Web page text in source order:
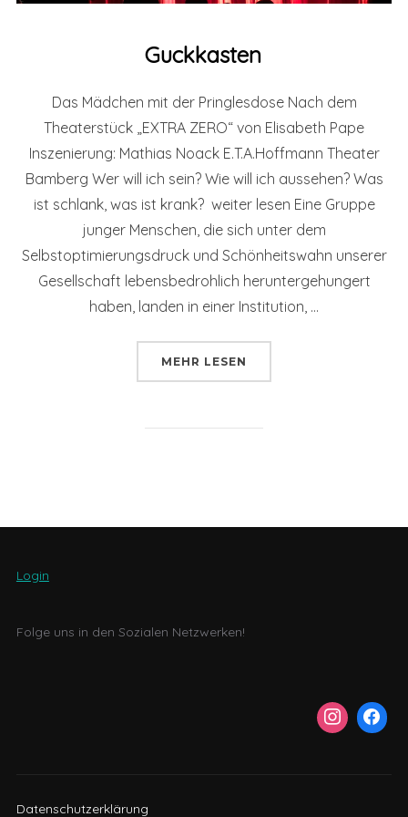
Guckkasten
Das Mädchen mit der Pringlesdose Nach dem
Theaterstück „EXTRA ZERO“ von Elisabeth Pape
Inszenierung: Mathias Noack E.T.A.Hoffmann Theater
Bamberg Wer will ich sein? Wie will ich aussehen? Was
ist schlank, was ist krank? weiter lesen Eine Gruppe
junger Menschen, die sich unter dem
Selbstoptimierungsdruck und Schönheitswahn unserer
Gesellschaft lebensbedrohlich heruntergehungert
haben, landen in einer Institution, …
MEHR ÜBER „GUCKKASTEN“
LESEN
Login
Folge uns in den Sozialen Netzwerken!
Datenschutzerklärung